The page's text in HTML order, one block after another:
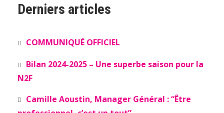
Derniers articles
COMMUNIQUÉ OFFICIEL
Bilan 2024-2025 – Une superbe saison pour la
N2F
Camille Aoustin, Manager Général : “Être